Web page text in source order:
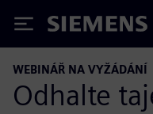
Siemens
WEBINÁŘ NA VYŽÁDÁNÍ
Odhalte